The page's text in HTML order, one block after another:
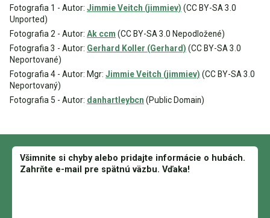
Fotografia 1 - Autor: Jimmie Veitch (jimmiev) (CC BY-SA 3.0
Unported)
Fotografia 2 - Autor: Ak ccm (CC BY-SA 3.0 Nepodložené)
Fotografia 3 - Autor: Gerhard Koller (Gerhard) (CC BY-SA 3.0
Neportované)
Fotografia 4 - Autor: Mgr: Jimmie Veitch (jimmiev) (CC BY-SA 3.0
Neportovaný)
Fotografia 5 - Autor: danhartleybcn (Public Domain)